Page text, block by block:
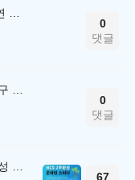
0
댓글
0
댓글
67